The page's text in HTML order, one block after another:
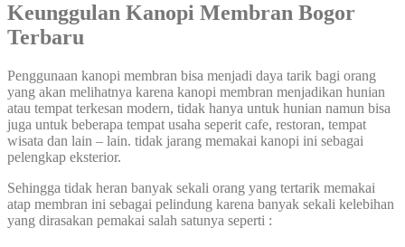
Keunggulan Kanopi Membran Bogor
Terbaru
Penggunaan kanopi membran bisa menjadi daya tarik bagi orang
yang akan melihatnya karena kanopi membran menjadikan hunian
atau tempat terkesan modern, tidak hanya untuk hunian namun bisa
juga untuk beberapa tempat usaha seperit cafe, restoran, tempat
wisata dan lain – lain. tidak jarang memakai kanopi ini sebagai
pelengkap eksterior.
Sehingga tidak heran banyak sekali orang yang tertarik memakai
atap membran ini sebagai pelindung karena banyak sekali kelebihan
yang dirasakan pemakai salah satunya seperti :